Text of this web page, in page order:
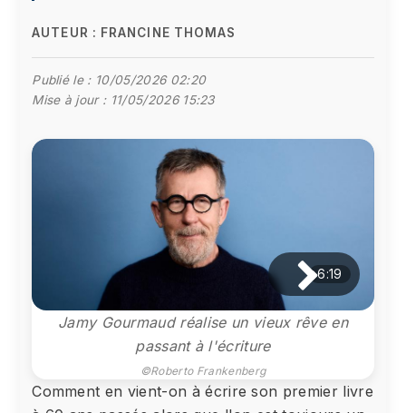
AUTEUR : FRANCINE THOMAS
Publié le : 10/05/2026 02:20
Mise à jour : 11/05/2026 15:23
6:19
Jamy Gourmaud réalise un vieux rêve en
passant à l'écriture
©Roberto Frankenberg
Comment en vient-on à écrire son premier livre